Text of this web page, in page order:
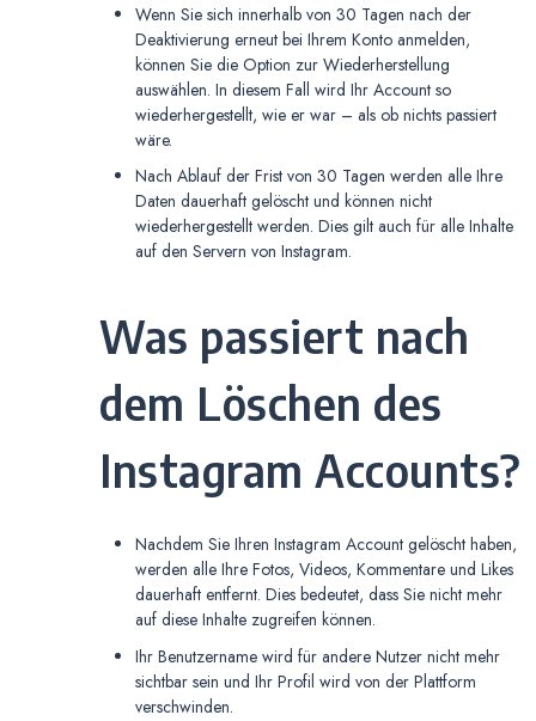
Wenn Sie sich innerhalb von 30 Tagen nach der
Deaktivierung erneut bei Ihrem Konto anmelden,
können Sie die Option zur Wiederherstellung
auswählen. In diesem Fall wird Ihr Account so
wiederhergestellt, wie er war – als ob nichts passiert
wäre.
Nach Ablauf der Frist von 30 Tagen werden alle Ihre
Daten dauerhaft gelöscht und können nicht
wiederhergestellt werden. Dies gilt auch für alle Inhalte
auf den Servern von Instagram.
Was passiert nach
dem Löschen des
Instagram Accounts?
Nachdem Sie Ihren Instagram Account gelöscht haben,
werden alle Ihre Fotos, Videos, Kommentare und Likes
dauerhaft entfernt. Dies bedeutet, dass Sie nicht mehr
auf diese Inhalte zugreifen können.
Ihr Benutzername wird für andere Nutzer nicht mehr
sichtbar sein und Ihr Profil wird von der Plattform
verschwinden.